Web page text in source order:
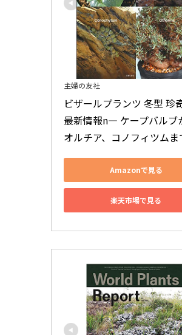
主婦の友社
ビザールプランツ 冬型 珍
最新情報n― ケープバルブ
オルチア、コノフィツム
Amazonで見る
楽天市場で見る